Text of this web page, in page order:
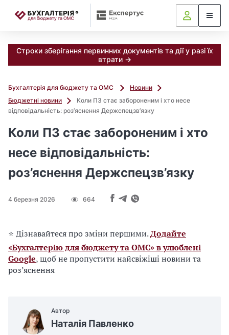
Строки зберігання первинних документів та дії у разі їх
втрати →
Бухгалтерія для бюджету та ОМС
Новини
Бюджетні новини
Коли ПЗ стає забороненим і хто несе
відповідальність: роз’яснення Держспецзв’язку
Коли ПЗ стає забороненим і хто
несе відповідальність:
роз’яснення Держспецзв’язку
4 березня 2026 664
⭐ Дізнавайтеся про зміни першими.Додайте
«Бухгалтерію для бюджету та ОМС» в улюблені
Google, щоб не пропустити найсвіжіші новини та
роз’яснення
Автор
Наталія Павленко